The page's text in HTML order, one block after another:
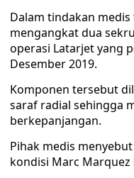
Dalam tindakan
mengangkat dua
operasi Latarjet yang
Desember 2019.
Komponen tersebut
saraf radial sehingga
berkepanjangan.
Pihak medis
kondisi Marc Marquez